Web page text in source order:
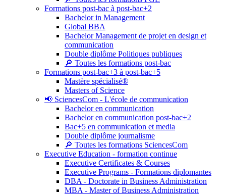
Formations post-bac à post-bac+2
Bachelor in Management
Global BBA
Bachelor Management de projet en design et
communication
Double diplôme Politiques publiques
🔎 Toutes les formations post-bac
Formations post-bac+3 à post-bac+5
Mastère spécialisé®
Masters of Science
📢 SciencesCom - L'école de communication
Bachelor en communication
Bachelor en communication post-bac+2
Bac+5 en communication et media
Double diplôme journalisme
🔎 Toutes les formations SciencesCom
Executive Education - formation continue
Executive Certificates & Courses
Executive Programs - Formations diplomantes
DBA - Doctorate in Business Administration
MBA - Master of Business Administration